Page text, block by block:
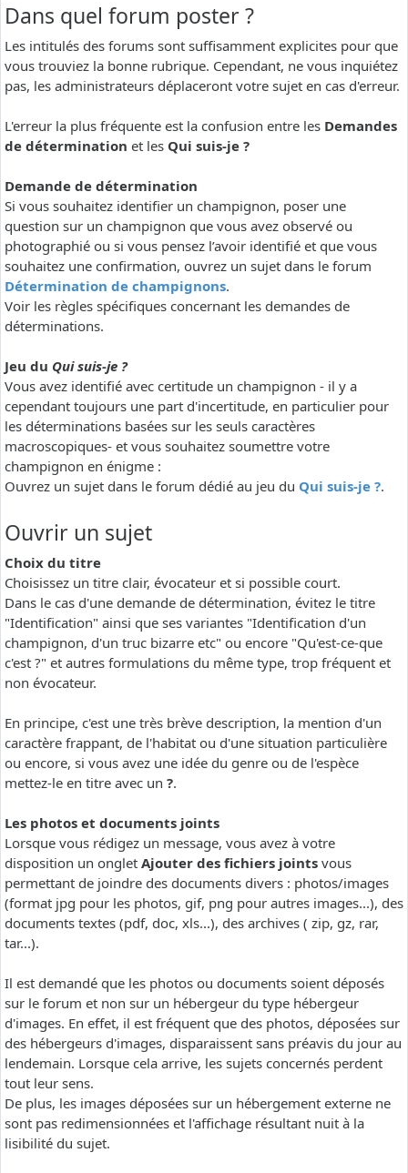
Dans quel forum poster ?
Les intitulés des forums sont suffisamment explicites pour que
vous trouviez la bonne rubrique. Cependant, ne vous inquiétez
pas, les administrateurs déplaceront votre sujet en cas d'erreur.
L'erreur la plus fréquente est la confusion entre les Demandes
de détermination et les Qui suis-je ?
Demande de détermination
Si vous souhaitez identifier un champignon, poser une
question sur un champignon que vous avez observé ou
photographié ou si vous pensez l’avoir identifié et que vous
souhaitez une confirmation, ouvrez un sujet dans le forum
Détermination de champignons.
Voir les règles spécifiques concernant les demandes de
déterminations.
Jeu du Qui suis-je ?
Vous avez identifié avec certitude un champignon - il y a
cependant toujours une part d'incertitude, en particulier pour
les déterminations basées sur les seuls caractères
macroscopiques- et vous souhaitez soumettre votre
champignon en énigme :
Ouvrez un sujet dans le forum dédié au jeu du Qui suis-je ?.
Ouvrir un sujet
Choix du titre
Choisissez un titre clair, évocateur et si possible court.
Dans le cas d'une demande de détermination, évitez le titre
"Identification" ainsi que ses variantes "Identification d'un
champignon, d'un truc bizarre etc" ou encore "Qu'est-ce-que
c'est ?" et autres formulations du même type, trop fréquent et
non évocateur.
En principe, c'est une très brève description, la mention d'un
caractère frappant, de l'habitat ou d'une situation particulière
ou encore, si vous avez une idée du genre ou de l'espèce
mettez-le en titre avec un ?.
Les photos et documents joints
Lorsque vous rédigez un message, vous avez à votre
disposition un onglet Ajouter des fichiers joints vous
permettant de joindre des documents divers : photos/images
(format jpg pour les photos, gif, png pour autres images...), des
documents textes (pdf, doc, xls...), des archives ( zip, gz, rar,
tar...).
Il est demandé que les photos ou documents soient déposés
sur le forum et non sur un hébergeur du type hébergeur
d'images. En effet, il est fréquent que des photos, déposées sur
des hébergeurs d'images, disparaissent sans préavis du jour au
lendemain. Lorsque cela arrive, les sujets concernés perdent
tout leur sens.
De plus, les images déposées sur un hébergement externe ne
sont pas redimensionnées et l'affichage résultant nuit à la
lisibilité du sujet.